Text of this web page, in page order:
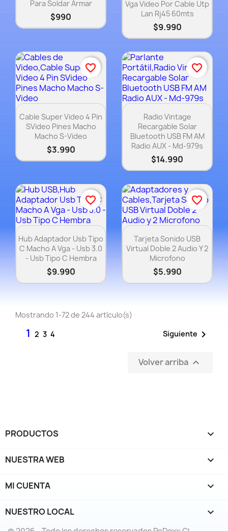
Para Soldar Armar
$990
Vga Video Por Cable Utp
Lan Rj45 60mts
$9.990
Vista rápida
Cable Super Video 4 Pin
SVideo Pines Macho
Macho S-Video
$3.990
favorite_border
Vista rápida
Radio Vintage
Recargable Solar
Bluetooth USB FM AM
Radio AUX - Md-979s
$14.990
favorite_border
Vista rápida
Hub Adaptador Usb Tipo
C Macho A Vga - Usb 3.0
- Usb Tipo C Hembra
$9.990
favorite_border
Vista rápida
Tarjeta Sonido USB
Virtual Doble 2 Audio Y 2
Microfono
$5.990
favorite_border
Mostrando 1-72 de 244 artículo(s)
1 2 3 4 Siguiente 
Volver arriba 
PRODUCTOS 
NUESTRA WEB 
MI CUENTA 
NUESTRO LOCAL keyboard_arrow_down